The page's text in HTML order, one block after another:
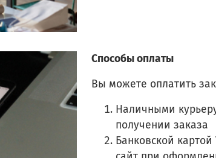
Способы оплаты
Вы можете оплатить
Наличными
получении заказа
Банковской